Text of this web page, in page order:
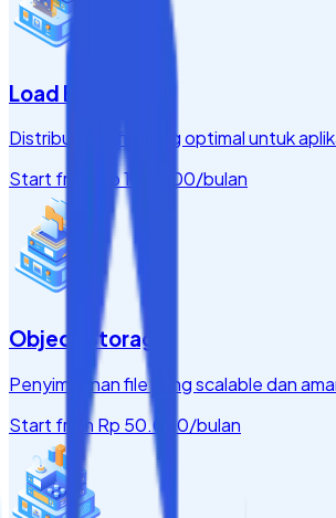
Load Balancer
Distribusi traffic yang optimal untuk
Start from
Rp 150.000/bulan
Object Storage
Penyimpanan file yang scalable dan
Start fromRp 50.000/bulan